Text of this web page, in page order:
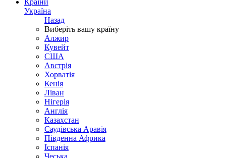
Країни
Україна
Назад
Виберіть вашу країну
Алжир
Кувейт
США
Австрія
Хорватія
Кенія
Ліван
Нігерія
Англія
Казахстан
Саудівська Аравія
Південна Африка
Іспанія
Чеська